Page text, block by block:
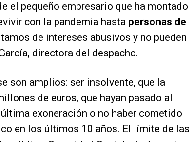
el pequeño empresario que ha montado
con la pandemia hasta personas de
de intereses abusivos y no pueden
directora del despacho.
son amplios: ser insolvente, que la
de euros, que hayan pasado al
exoneración o no haber cometido
en los últimos 10 años. El límite de las